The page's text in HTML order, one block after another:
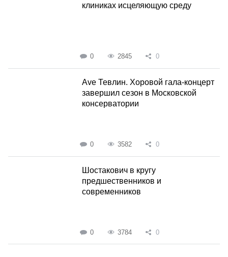
клиниках исцеляющую среду
0 2845 0
Ave Тевлин. Хоровой гала-концерт
завершил сезон в Московской
консерватории
0 3582 0
Шостакович в кругу
предшественников и
современников
0 3784 0